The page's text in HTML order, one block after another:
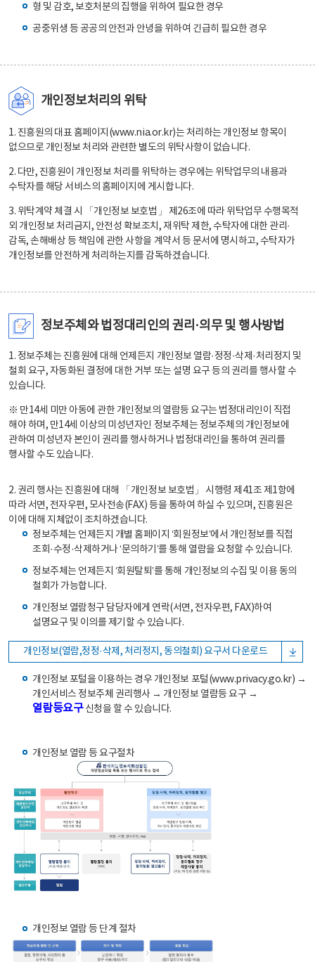
형 및 감호, 보호처분의 집행을 위하여 필요한 경우
공중위생 등 공공의 안전과 안녕을 위하여 긴급히 필요한 경우
개인정보처리의 위탁
1. 진흥원의 대표 홈페이지(www.nia.or.kr)는 처리하는 개인정보 항목이
없으므로 개인정보 처리와 관련한 별도의 위탁사항이 없습니다.
2. 다만, 진흥원이 개인정보 처리를 위탁하는 경우에는 위탁업무의 내용과
수탁자를 해당 서비스의 홈페이지에 게시합니다.
3. 위탁계약 체결 시 「개인정보 보호법」 제26조에 따라 위탁업무 수행목적
외 개인정보 처리금지, 안전성 확보조치, 재위탁 제한, 수탁자에 대한 관리·
감독, 손해배상 등 책임에 관한 사항을 계약서 등 문서에 명시하고, 수탁자가
개인정보를 안전하게 처리하는지를 감독하겠습니다.
정보주체와 법정대리인의 권리·의무 및 행사방법
1. 정보주체는 진흥원에 대해 언제든지 개인정보 열람·정정·삭제·처리정지 및
철회 요구, 자동화된 결정에 대한 거부 또는 설명 요구 등의 권리를 행사할 수
있습니다.
※ 만14세 미만 아동에 관한 개인정보의 열람등 요구는 법정대리인이 직접
해야 하며, 만14세 이상의 미성년자인 정보주체는 정보주체의 개인정보에
관하여 미성년자 본인이 권리를 행사하거나 법정대리인을 통하여 권리를
행사할 수도 있습니다.
2. 권리 행사는 진흥원에 대해 「개인정보 보호법」 시행령 제41조 제1항에
따라 서면, 전자우편, 모사전송(FAX) 등을 통하여 하실 수 있으며, 진흥원은
이에 대해 지체없이 조치하겠습니다.
정보주체는 언제든지 개별 홈페이지 ‘회원정보’에서 개인정보를 직접
조회·수정·삭제하거나 ‘문의하기’를 통해 열람을 요청할 수 있습니다.
정보주체는 언제든지 ‘회원탈퇴’를 통해 개인정보의 수집 및 이용 동의
철회가 가능합니다.
개인정보 열람청구 담당자에게 연락(서면, 전자우편, FAX)하여
설명요구 및 이의를 제기할 수 있습니다.
개인정보(열람,정정·삭제, 처리정지, 동의철회) 요구서 다운로드
개인정보 포털을 이용하는 경우 개인정보 포털(www.privacy.go.kr) →
개인서비스 정보주체 권리행사 → 개인정보 열람등 요구 →
열람등요구신청을 할 수 있습니다.
개인정보 열람 등 요구절차
개인정보 열람 등 단계 절차